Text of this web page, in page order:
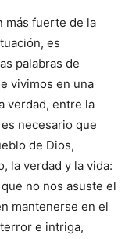
más fuerte de la
es
palabras de
vivimos en una
verdad, entre la
necesario que
de Dios,
la verdad y la vida:
no nos asuste el
mantenerse en el
e intriga,